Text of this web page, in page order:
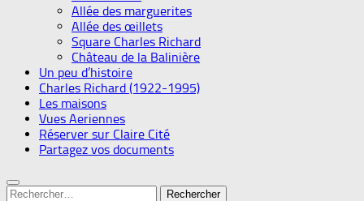
Allée des marguerites
Allée des œillets
Square Charles Richard
Château de la Balinière
Un peu d’histoire
Charles Richard (1922-1995)
Les maisons
Vues Aeriennes
Réserver sur Claire Cité
Partagez vos documents
Rechercher :